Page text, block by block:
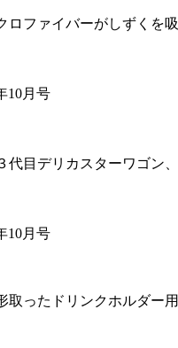
ロファイバーがしずくを
代目デリカスターワゴン
ったドリンクホルダー